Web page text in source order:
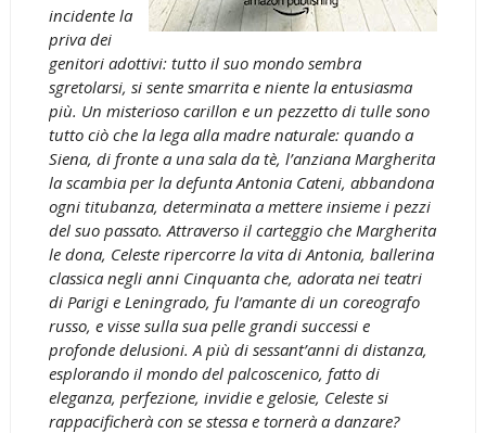
incidente la
priva dei
genitori adottivi: tutto il suo mondo sembra
sgretolarsi, si sente smarrita e niente la entusiasma
più. Un misterioso carillon e un pezzetto di tulle sono
tutto ciò che la lega alla madre naturale: quando a
Siena, di fronte a una sala da tè, l’anziana Margherita
la scambia per la defunta Antonia Cateni, abbandona
ogni titubanza, determinata a mettere insieme i pezzi
del suo passato. Attraverso il carteggio che Margherita
le dona, Celeste ripercorre la vita di Antonia, ballerina
classica negli anni Cinquanta che, adorata nei teatri
di Parigi e Leningrado, fu l’amante di un coreografo
russo, e visse sulla sua pelle grandi successi e
profonde delusioni. A più di sessant’anni di distanza,
esplorando il mondo del palcoscenico, fatto di
eleganza, perfezione, invidie e gelosie, Celeste si
rappacificherà con se stessa e tornerà a danzare?